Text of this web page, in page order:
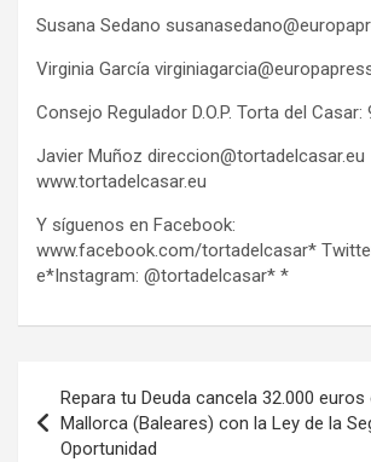
Susana Sedano
Virginia García
Consejo Regulador D.O.P. Torta del Casar:
Javier Muñoz direccion@tortadelcasar.eu
www.tortadelcasar.eu
Y síguenos en Facebook:
www.facebook.com/tortadelcasar*
e*Instagram: @tortadelcasar* *
navigation
Repara tu Deuda cancela 32.000 euros
Mallorca (Baleares) con la Ley de la
Oportunidad